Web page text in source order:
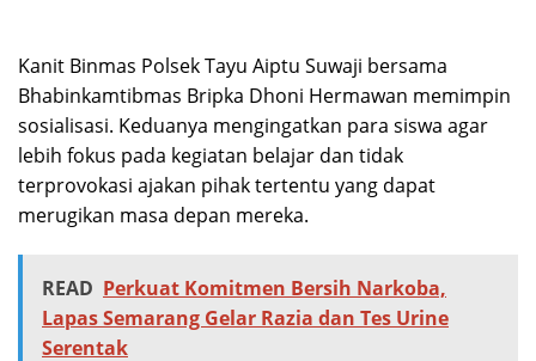
Kanit Binmas Polsek Tayu Aiptu Suwaji bersama
Bhabinkamtibmas Bripka Dhoni Hermawan memimpin
sosialisasi. Keduanya mengingatkan para siswa agar
lebih fokus pada kegiatan belajar dan tidak
terprovokasi ajakan pihak tertentu yang dapat
merugikan masa depan mereka.
READ Perkuat Komitmen Bersih Narkoba,
Lapas Semarang Gelar Razia dan Tes Urine
Serentak